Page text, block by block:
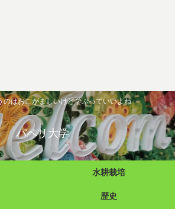
のはおこがましいけど学ぶっていいよね
パペリ大学
水耕栽培
歴史